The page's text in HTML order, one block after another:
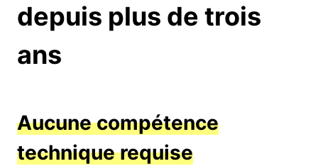
depuis plus de trois
ans
Aucune compétence
technique requise